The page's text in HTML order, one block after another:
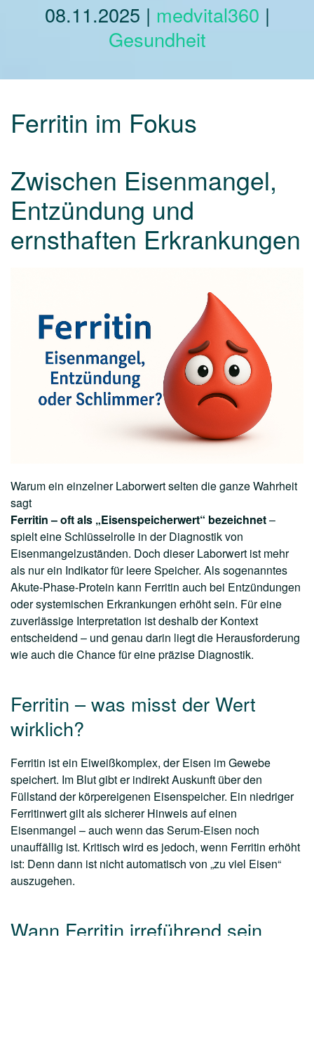
08.11.2025 | medvital360 |
Gesundheit
Ferritin im Fokus
Zwischen Eisenmangel,
Entzündung und
ernsthaften Erkrankungen
Warum ein einzelner Laborwert selten die ganze Wahrheit
sagt
Ferritin – oft als „Eisenspeicherwert“ bezeichnet–
spielt eine Schlüsselrolle in der Diagnostik von
Eisenmangelzuständen. Doch dieser Laborwert ist mehr
als nur ein Indikator für leere Speicher. Als sogenanntes
Akute-Phase-Protein kann Ferritin auch bei Entzündungen
oder systemischen Erkrankungen erhöht sein. Für eine
zuverlässige Interpretation ist deshalb der Kontext
entscheidend – und genau darin liegt die Herausforderung
wie auch die Chance für eine präzise Diagnostik.
Ferritin – was misst der Wert
wirklich?
Ferritin ist ein Eiweißkomplex, der Eisen im Gewebe
speichert. Im Blut gibt er indirekt Auskunft über den
Füllstand der körpereigenen Eisenspeicher. Ein niedriger
Ferritinwert gilt als sicherer Hinweis auf einen
Eisenmangel – auch wenn das Serum-Eisen noch
unauffällig ist. Kritisch wird es jedoch, wenn Ferritin erhöht
ist: Denn dann ist nicht automatisch von „zu viel Eisen“
auszugehen.
Wann Ferritin irreführend sein